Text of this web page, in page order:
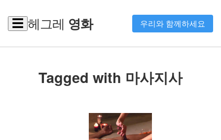
☰ 헤그레 영화 우리와 함께하세요
Tagged with 마사지사